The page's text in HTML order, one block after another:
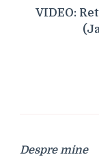
VIDEO:
Despre mine